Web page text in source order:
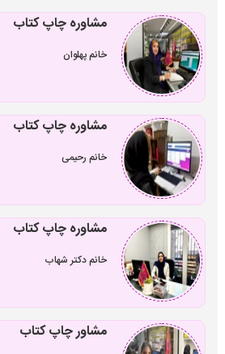
مشاوره چاپ کتاب
خانم پهلوان
مشاوره چاپ کتاب
خانم رحیمی
مشاوره چاپ کتاب
خانم دکتر شهاب
مشاور چاپ کتاب